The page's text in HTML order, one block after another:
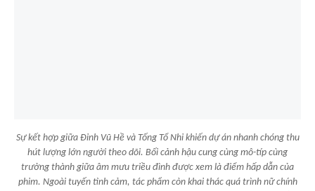
Sự kết hợp giữa Đinh Vũ Hề và Tống Tổ Nhi khiến dự án nhanh chóng thu
hút lượng lớn người theo dõi. Bối cảnh hậu cung cùng mô-típ cùng
trưởng thành giữa âm mưu triều đình được xem là điểm hấp dẫn của
phim. Ngoài tuyến tình cảm, tác phẩm còn khai thác quá trình nữ chính